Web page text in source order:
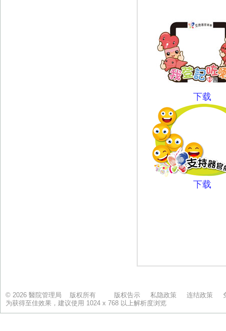
© 2026 醫院管理局 版权所有 版权告示 私隐政策 连结政策
为获得至佳效果，建议使用 1024 x 768 以上解析度浏览